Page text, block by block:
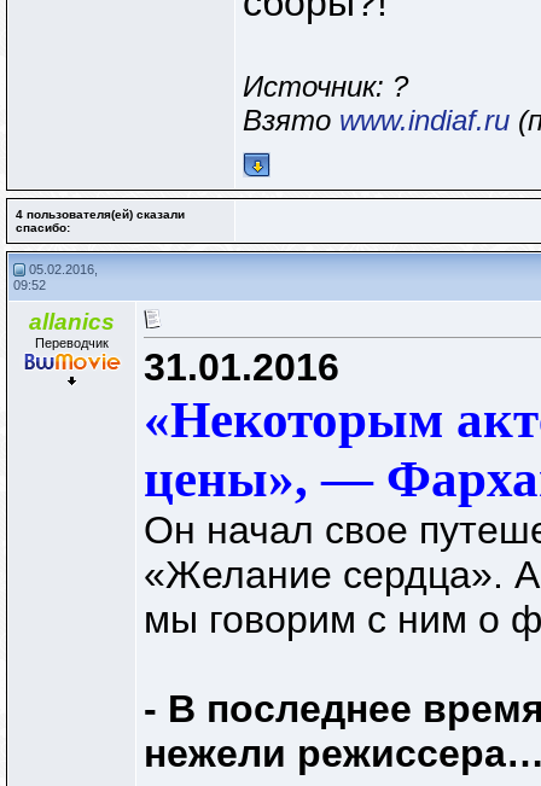
Источник: ?
Взято www.indiaf.ru
4 пользователя(ей) сказали
cпасибо:
05.02.2016,
09:52
allanics
Переводчик
31.01.2016
«Некоторым
цены», —
Он начал свое
«Желание сердца».
мы говорим с ним о
- В последнее
нежели